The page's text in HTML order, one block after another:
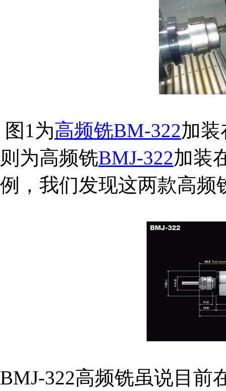
图1为高频铣BM-322加
则为高频铣BMJ-322加装
例，我们发现这两款高频
BMJ-322高频铣虽说目前